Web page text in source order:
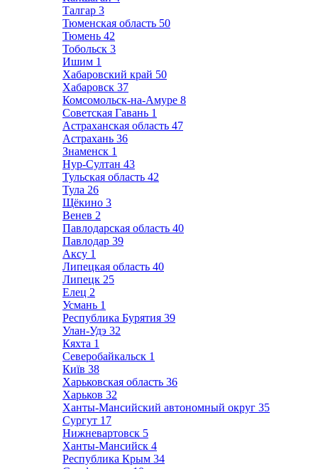
Талгар 3
Тюменская область 50
Тюмень 42
Тобольск 3
Ишим 1
Хабаровский край 50
Хабаровск 37
Комсомольск-на-Амуре 8
Советская Гавань 1
Астраханская область 47
Астрахань 36
Знаменск 1
Нур-Султан 43
Тульская область 42
Тула 26
Щёкино 3
Венев 2
Павлодарская область 40
Павлодар 39
Аксу 1
Липецкая область 40
Липецк 25
Елец 2
Усмань 1
Республика Бурятия 39
Улан-Удэ 32
Кяхта 1
Северобайкальск 1
Київ 38
Харьковская область 36
Харьков 32
Ханты-Мансийский автономный округ 35
Сургут 17
Нижневартовск 5
Ханты-Мансийск 4
Республика Крым 34